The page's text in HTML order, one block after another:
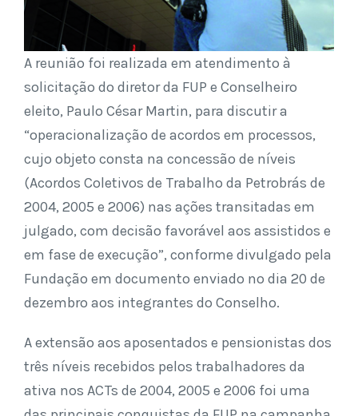
A reunião foi realizada em atendimento à
solicitação do diretor da FUP e Conselheiro
eleito, Paulo César Martin, para discutir a
“operacionalização de acordos em processos,
cujo objeto consta na concessão de níveis
(Acordos Coletivos de Trabalho da Petrobrás de
2004, 2005 e 2006) nas ações transitadas em
julgado, com decisão favorável aos assistidos e
em fase de execução”, conforme divulgado pela
Fundação em documento enviado no dia 20 de
dezembro aos integrantes do Conselho.
A extensão aos aposentados e pensionistas dos
três níveis recebidos pelos trabalhadores da
ativa nos ACTs de 2004, 2005 e 2006 foi uma